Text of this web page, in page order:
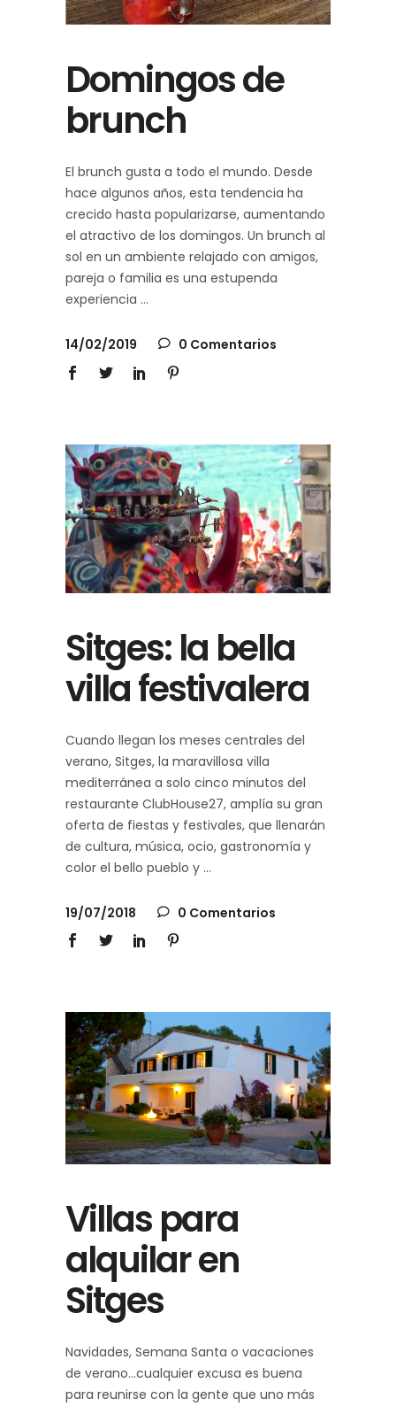
Domingos de
brunch
El brunch gusta a todo el mundo. Desde
hace algunos años, esta tendencia ha
crecido hasta popularizarse, aumentando
el atractivo de los domingos. Un brunch al
sol en un ambiente relajado con amigos,
pareja o familia es una estupenda
experiencia
14/02/2019 0 Comentarios
Sitges: la bella
villa festivalera
Cuando llegan los meses centrales del
verano, Sitges, la maravillosa villa
mediterránea a solo cinco minutos del
restaurante ClubHouse27, amplía su gran
oferta de fiestas y festivales, que llenarán
de cultura, música, ocio, gastronomía y
color el bello pueblo y
19/07/2018 0 Comentarios
Villas para
alquilar en
Sitges
Navidades, Semana Santa o vacaciones
de verano…cualquier excusa es buena
para reunirse con la gente que uno más